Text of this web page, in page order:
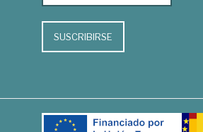
SUSCRIBIRSE